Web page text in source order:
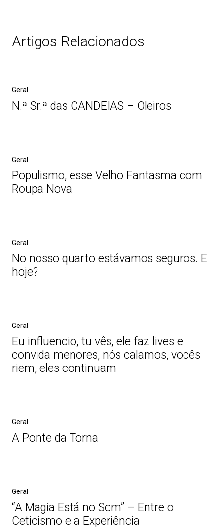
Artigos Relacionados
Geral
N.ª Sr.ª das CANDEIAS – Oleiros
Geral
Populismo, esse Velho Fantasma com
Roupa Nova
Geral
No nosso quarto estávamos seguros. E
hoje?
Geral
Eu influencio, tu vês, ele faz lives e
convida menores, nós calamos, vocês
riem, eles continuam
Geral
A Ponte da Torna
Geral
“A Magia Está no Som” – Entre o
Ceticismo e a Experiência